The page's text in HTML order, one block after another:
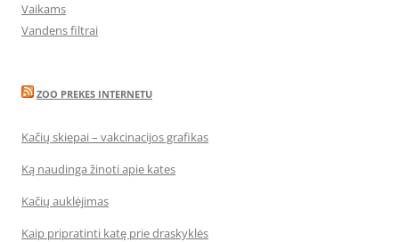
Vaikams
Vandens filtrai
ZOO PREKES INTERNETU
Kačių skiepai – vakcinacijos grafikas
Ką naudinga žinoti apie kates
Kačių auklėjimas
Kaip pripratinti katę prie draskyklės